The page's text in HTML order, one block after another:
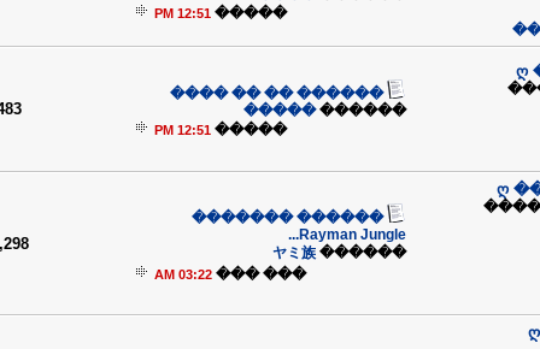
�����
12:51 PM
ღ
��
������ �� �� ����
������
�����
�����
12:51 PM
ღ
��
������ �������
Rayman Jungle...
������
ヤミ族
��� ���
03:22 AM